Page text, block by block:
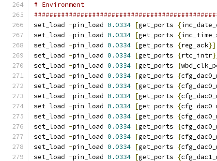
# Environment
set_load -pin_load 0.0334 [get_ports {
set_load -pin_load 0.0334 [get_ports {
set_load -pin_load 0.0334 [get_ports {reg_ack}]
set_load -pin_load 0.0334 [get_ports {rtc_intr
set_load -pin_load 0.0334 [get_ports {
set_load -pin_load 0.0334 [get_ports {
set_load -pin_load 0.0334 [get_ports {
set_load -pin_load 0.0334 [get_ports {
set_load -pin_load 0.0334 [get_ports {
set_load -pin_load 0.0334 [get_ports {
set_load -pin_load 0.0334 [get_ports {
set_load -pin_load 0.0334 [get_ports {
set_load -pin_load 0.0334 [get_ports {
set_load -pin_load 0.0334 [get_ports {